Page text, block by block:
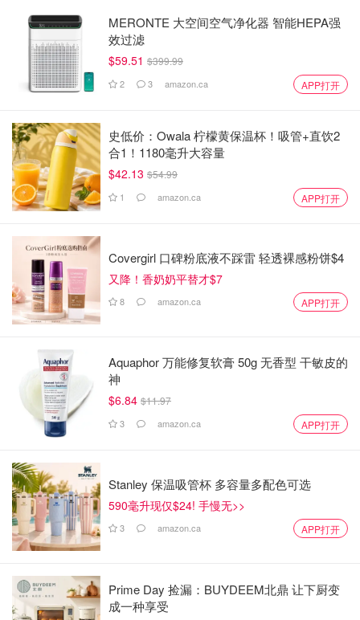
MERONTE 大空间空气净化器 智能HEPA强
效过滤
$59.51 $399.99
2 3 amazon.ca APP打开
史低价：Owala 柠檬黄保温杯！吸管+直饮2
合1！1180毫升大容量
$42.13 $54.99
1 amazon.ca APP打开
Covergirl 口碑粉底液不踩雷 轻透裸感粉饼$4
又降！香奶奶平替才$7
8 amazon.ca APP打开
Aquaphor 万能修复软膏 50g 无香型 干敏皮的
神
$6.84 $11.97
3 amazon.ca APP打开
Stanley 保温吸管杯 多容量多配色可选
590毫升现仅$24! 手慢无>>
3 amazon.ca APP打开
Prime Day 捡漏：BUYDEEM北鼎 让下厨变
成一种享受